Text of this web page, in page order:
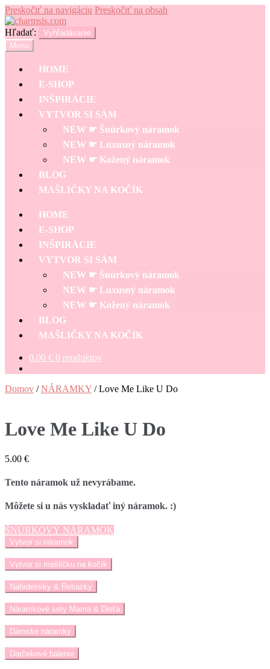
Preskočiť na navigáciu Preskočiť na obsah
Hľadať:
Vyhľadávanie
Menu
HOME
E-SHOP
INŠPIRÁCIE
VYTVOR SI SÁM
NEW ☛ Šnúrkový náramok
NEW ☛ Luxusný náramok
NEW ☛ Kožený náramok
BLOG
MAŠLIČKY NA KOČÍK
HOME
E-SHOP
INŠPIRÁCIE
VYTVOR SI SÁM
NEW ☛ Šnúrkový náramok
NEW ☛ Luxusný náramok
NEW ☛ Kožený náramok
BLOG
MAŠLIČKY NA KOČÍK
0.00 € 0 produktov
Domov /NÁRAMKY /Love Me Like U Do
Love Me Like U Do
5.00 €
Tento náramok už nevyrábame.
Môžete si u nás vyskladať iný náramok. :)
ŠNÚRKOVÝ NÁRAMOK
Vytvor si náramok
Vytvor si mašličku na kočík
Náhrdelníky & Retiazky
Náramkové sety Mama & Dieťa
Dámske náramky
Darčekové balenie